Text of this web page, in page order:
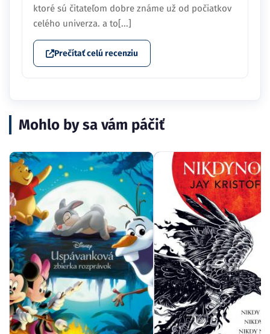
ktoré sú čitateľom dobre známe už od počiatkov
celého univerza. a to[...]
Prečítať celú recenziu
Mohlo by sa vám páčiť